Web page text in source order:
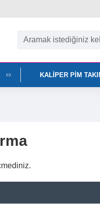
KALIPER PIM